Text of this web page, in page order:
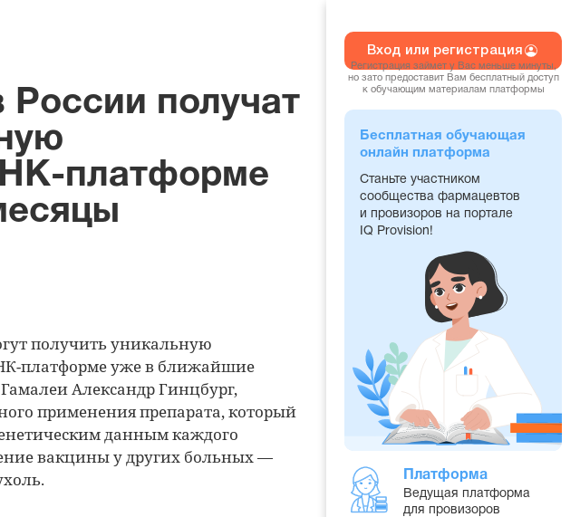
получат
платформе
получить уникальную
платформе уже в ближайшие
Александр Гинцбург,
применения препарата, который
данным каждого
вакцины у других больных —
Вход или регистрация
Регистрация займет у Вас меньше минуты,
но зато предоставит Вам бесплатный доступ
к обучающим материалам платформы
Бесплатная обучающая
онлайн платформа
Станьте участником
сообщества фармацевтов
и провизоров на портале
IQ Provision!
Платформа
Ведущая платформа
для провизоров